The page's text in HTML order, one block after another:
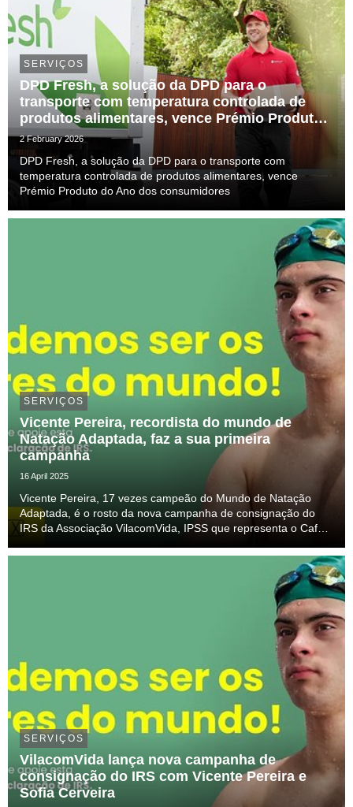
SERVIÇOS
DPD Fresh, a solução da DPD para o
transporte com temperatura controlada de
produtos alimentares, vence Prémio Produto
do Ano dos consumidores
2 February 2026
DPD Fresh, a solução da DPD para o transporte com
temperatura controlada de produtos alimentares, vence
Prémio Produto do Ano dos consumidores
SERVIÇOS
Vicente Pereira, recordista do mundo de
Natação Adaptada, faz a sua primeira
campanha
16 April 2025
Vicente Pereira, 17 vezes campeão do Mundo de Natação
Adaptada, é o rosto da nova campanha de consignação do
IRS da Associação VilacomVida, IPSS que representa o Café
adultos com dificuldades intelectuais e do desenvo...
SERVIÇOS
VilacomVida lança nova campanha de
consignação do IRS com Vicente Pereira e
Sofia Cerveira